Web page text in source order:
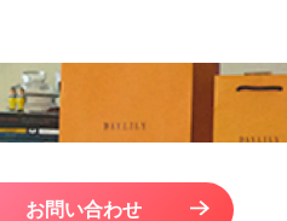
お問い合わせ